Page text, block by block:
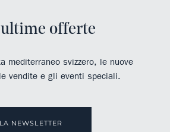
ultime offerte
mediterraneo svizzero, le nuove
vendite e gli eventi speciali.
NEWSLETTER